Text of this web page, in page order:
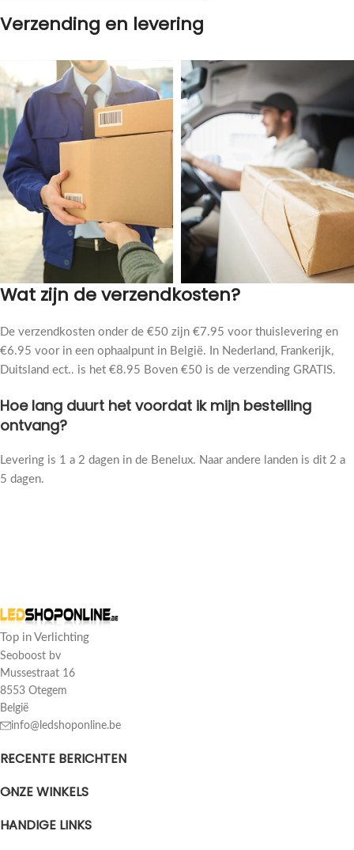
Verzending en levering
Wat zijn de verzendkosten?
De verzendkosten onder de €50 zijn €7.95 voor thuislevering en
€6.95 voor in een ophaalpunt in België. In Nederland, Frankerijk,
Duitsland ect.. is het €8.95 Boven €50 is de verzending GRATIS.
Hoe lang duurt het voordat ik mijn bestelling
ontvang?
Levering is 1 a 2 dagen in de Benelux. Naar andere landen is dit 2 a
5 dagen.
Top in Verlichting
Seoboost bv
Mussestraat 16
8553 Otegem
België
info@ledshoponline.be
RECENTE BERICHTEN
ONZE WINKELS
HANDIGE LINKS